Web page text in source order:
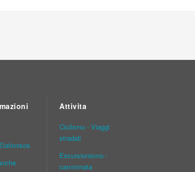
Attivita
Ciclismo - Viaggi
stradali
Escursionismo -
camminata